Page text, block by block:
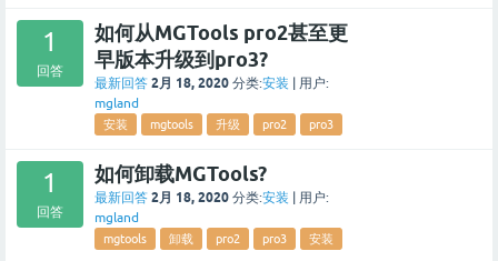
1
回答
如何从MGTools pro2甚至更
早版本升级到pro3?
最新回答 2月 18, 2020 分类:安装
用户:
mgland
安装 mgtools 升级 pro2 pro3
1
回答
如何卸载MGTools?
最新回答 2月 18, 2020 分类:安装
用户:
mgland
mgtools 卸载 pro2 pro3 安装